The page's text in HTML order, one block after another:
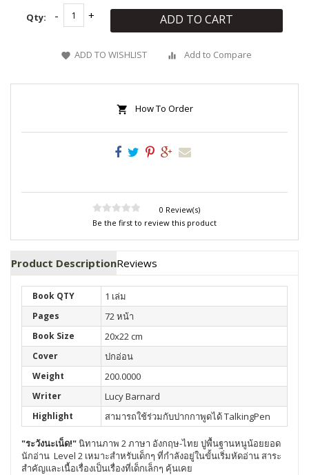
Qty: ADD TO CART
ADD TO WISHLIST Add to Compare
How To Order
0 Review(s)
Be the first to review this product
Product DescriptionReviews
Book QTY 1 เล่ม
Pages 72 หน้า
Book Size 20x22 cm
Cover ปกอ่อน
Weight 200.0000
Writer Lucy Barnard
Highlight สามารถใช้ร่วมกับปากกาพูดได้ TalkingPen
"ระวังนะเน็ด!"นิทานภาพ 2 ภาษา อังกฤษ-ไทย ปูพื้นฐานหนูน้อยยอด
นักอ่าน Level 2 เหมาะสำหรับเด็กๆ ที่กำลังอยู่ในขั้นเริ่มหัดอ่าน สาระ
สำคัญและเนื้อเรื่องเป็นเรื่องที่เด็กเล็กๆ คุ้นเคย